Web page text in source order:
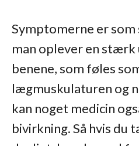
Symptomerne er
man oplever en stærk
benene, som føles
lægmuskulaturen og
kan noget medicin
bivirkning. Så hvis du